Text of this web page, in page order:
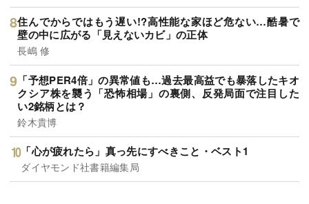
住んでからではもう遅い!?高性能な家ほど危ない…酷暑で
壁の中に広がる「見えないカビ」の正体
長嶋 修
「予想PER4倍」の異常値も…過去最高益でも暴落したキオ
クシア株を襲う「恐怖相場」の裏側、反発局面で注目した
い2銘柄とは？
鈴木貴博
「心が疲れたら」真っ先にすべきこと・ベスト1
ダイヤモンド社書籍編集局